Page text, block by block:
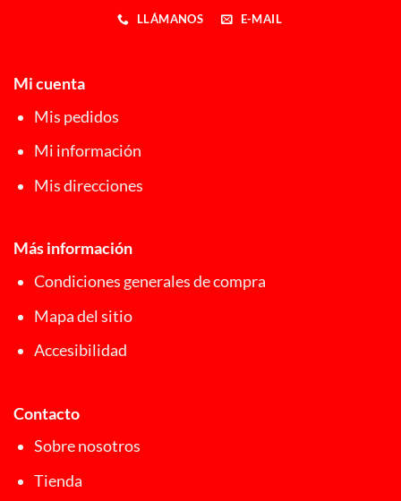
LLÁMANOS E-MAIL
Mi cuenta
Mis pedidos
Mi información
Mis direcciones
Más información
Condiciones generales de compra
Mapa del sitio
Accesibilidad
Contacto
Sobre nosotros
Tienda